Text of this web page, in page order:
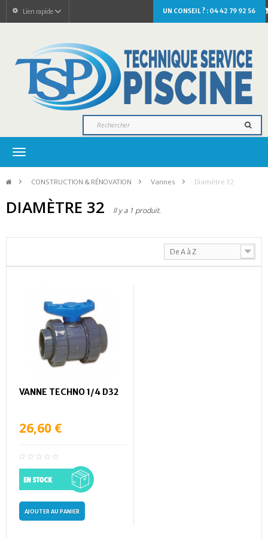
UN CONSEIL ? : 04 42 79 92 56
Lien rapide
Navigation
> CONSTRUCTION & RÉNOVATION > Vannes > Diamètre 32
DIAMÈTRE 32 Il y a 1 produit.
De A à Z
VANNE TECHNO 1/4 D32
26,60 €
AJOUTER AU PANIER